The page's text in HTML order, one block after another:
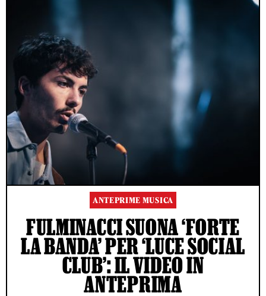
ANTEPRIME MUSICA
FULMINACCI SUONA ‘FORTE
LA BANDA’ PER ‘LUCE SOCIAL
CLUB’: IL VIDEO IN
ANTEPRIMA